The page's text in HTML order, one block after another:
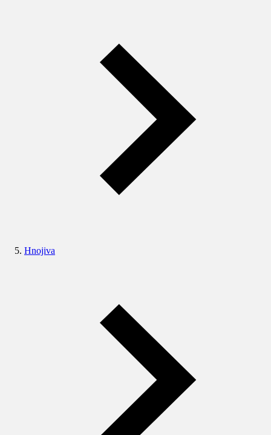
Hnojiva